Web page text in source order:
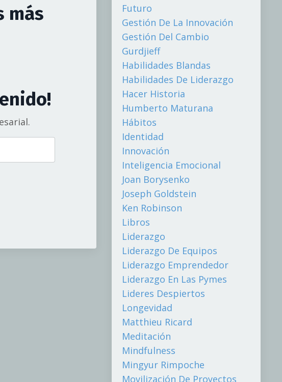
más
Futuro
Gestión De La Innovación
Gestión Del Cambio
Gurdjieff
Habilidades Blandas
Habilidades De Liderazgo
Hacer Historia
Humberto Maturana
Hábitos
Identidad
Innovación
Inteligencia Emocional
Joan Borysenko
Joseph Goldstein
Ken Robinson
Libros
Liderazgo
Liderazgo De Equipos
Liderazgo Emprendedor
Liderazgo En Las Pymes
Lideres Despiertos
Longevidad
Matthieu Ricard
Meditación
Mindfulness
Mingyur Rimpoche
Movilización De Proyectos